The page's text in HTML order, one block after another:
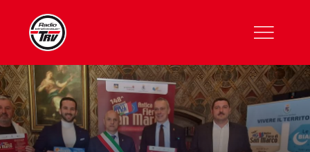
content